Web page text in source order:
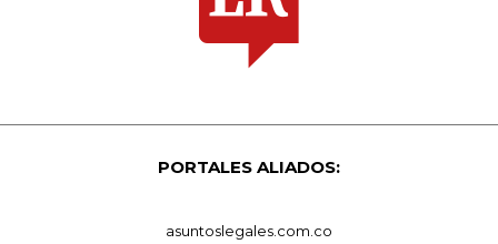
PORTALES ALIADOS:
asuntoslegales.com.co